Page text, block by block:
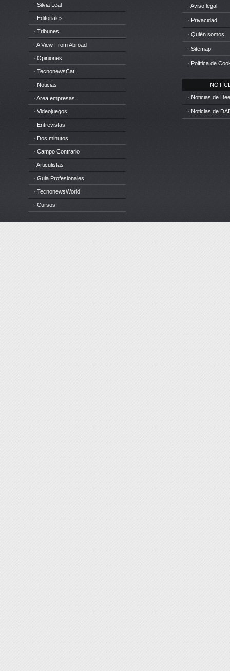
· Silvia Leal
· Editoriales
· Tribunes
· A View From Abroad
· Opiniones
· TecnonewsCat
· Noticias
· Area empresas
· Videojuegos
· Entrevistas
· Dos minutos
· Campo Contrario
· Articulistas
· Guia Profesionales
· TecnonewsWorld
· Cursos
· Aviso legal
· Privacidad
· Quién somos
· Sitemap
· Política de
· Noticias de
· Noticias de